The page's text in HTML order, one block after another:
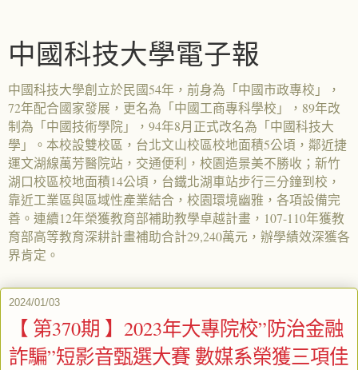
中國科技大學電子報
中國科技大學創立於民國54年，前身為「中國市政專校」，
72年配合國家發展，更名為「中國工商專科學校」，89年改
制為「中國技術學院」，94年8月正式改名為「中國科技大
學」。本校設雙校區，台北文山校區校地面積5公頃，鄰近捷
運文湖線萬芳醫院站，交通便利，校園造景美不勝收；新竹
湖口校區校地面積14公頃，台鐵北湖車站步行三分鐘到校，
靠近工業區與區域性產業結合，校園環境幽雅，各項設備完
善。連續12年榮獲教育部補助教學卓越計畫，107-110年獲教
育部高等教育深耕計畫補助合計29,240萬元，辦學績效深獲各
界肯定。
2024/01/03
【 第370期 】2023年大專院校”防治金融
詐騙”短影音甄選大賽 數媒系榮獲三項佳